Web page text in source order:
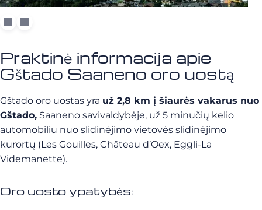
Praktinė informacija apie
Gštado Saaneno oro uostą
Gštado oro uostas yra už 2,8 km į šiaurės vakarus nuo
Gštado, Saaneno savivaldybėje, už 5 minučių kelio
automobiliu nuo slidinėjimo vietovės slidinėjimo
kurortų (Les Gouilles, Château d’Oex, Eggli-La
Videmanette).
Oro uosto ypatybės: